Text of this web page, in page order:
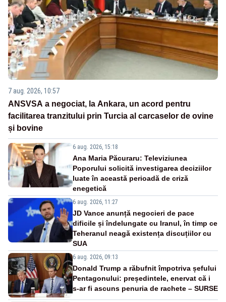
7 aug. 2026, 10:57
ANSVSA a negociat, la Ankara, un acord pentru
facilitarea tranzitului prin Turcia al carcaselor de ovine
și bovine
6 aug. 2026, 15:18
Ana Maria Păcuraru: Televiziunea
Poporului solicită investigarea deciziilor
luate în această perioadă de criză
enegetică
6 aug. 2026, 11:27
JD Vance anunță negocieri de pace
dificile și îndelungate cu Iranul, în timp ce
Teheranul neagă existența discuțiilor cu
SUA
6 aug. 2026, 09:13
Donald Trump a răbufnit împotriva șefului
Pentagonului: președintele, enervat că i
s-ar fi ascuns penuria de rachete – SURSE